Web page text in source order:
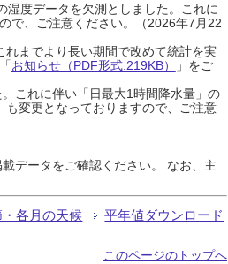
度データを欠測としました。これに
で、ご注意ください。（2026年7月22
までより長い期間で改めて統計を実
お知らせ（PDF形式:219KB）
」をご
これに伴い「日最大1時間降水量」の
も変更となっておりますので、ご注意
データをご確認ください。 なお、主
各月の天候 平年値ダウンロード
このページのトップへ